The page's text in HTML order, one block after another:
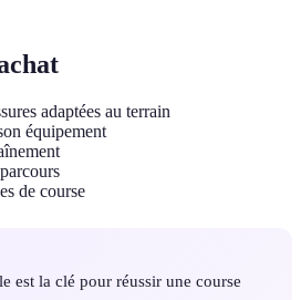
adaptées au terrain
équipement
de course
est la clé pour réussir une course